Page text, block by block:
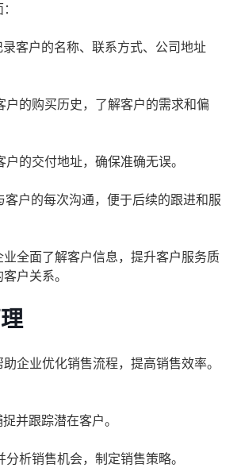
录客户的名称、联系方式、公司地址
户的购买历史，了解客户的需求和偏
户的交付地址，确保准确无误。
客户的每次沟通，便于后续的跟进和服
全面了解客户信息，提升客户服务质
户关系。
企业优化销售流程，提高销售效率。
捉并跟踪潜在客户。
分析销售机会，制定销售策略。